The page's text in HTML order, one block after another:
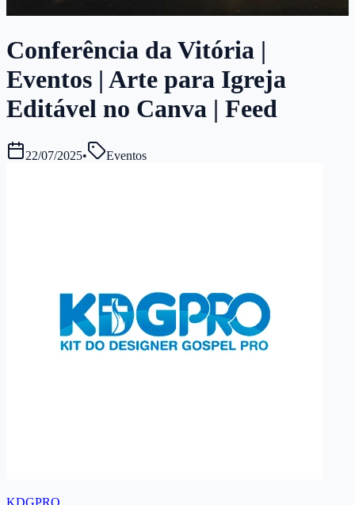
Conferência da Vitória |
Eventos | Arte para Igreja
Editável no Canva | Feed
22/07/2025• Eventos
KDGPRO